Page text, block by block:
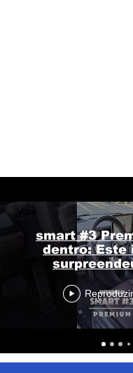
smart #3
dentro: Este